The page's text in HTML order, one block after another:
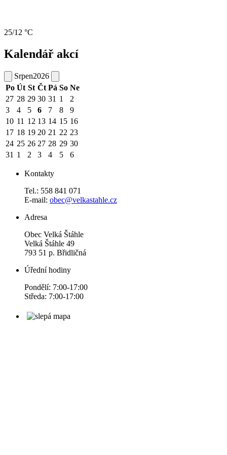
25/12 °C
Kalendář akcí
Srpen2026
Po Út St Čt Pá So Ne
27 28 29 30 31 1
2
3
4 5 6 7 8
9
10 11 12 13 14 15 16
17 18 19 20 21 22 23
24 25 26 27 28 29 30
31 1 2 3 4 5 6
Kontakty
Tel.: 558 841 071
E-mail: obec@velkastahle.cz
Adresa
Obec Velká Štáhle
Velká Štáhle 49
793 51 p. Břidličná
Úřední hodiny
Pondělí: 7:00-17:00
Středa: 7:00-17:00